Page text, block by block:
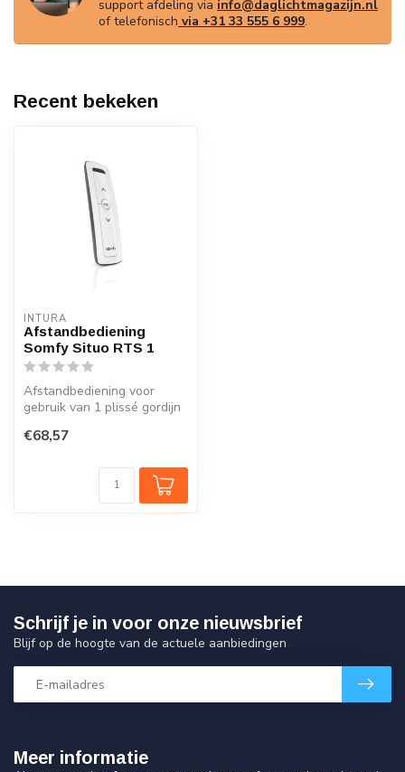
support afdeling via info@daglichtmagazijn.nl
of telefonisch via +31 33 555 6 999.
Recent bekeken
INTURA
Afstandbediening
Somfy Situo RTS 1
Afstandbediening voor
gebruik van 1 plissé gordijn
€68,57
Meer informatie
Schrijf je in voor onze nieuwsbrief
Blijf op de hoogte van de actuele aanbiedingen